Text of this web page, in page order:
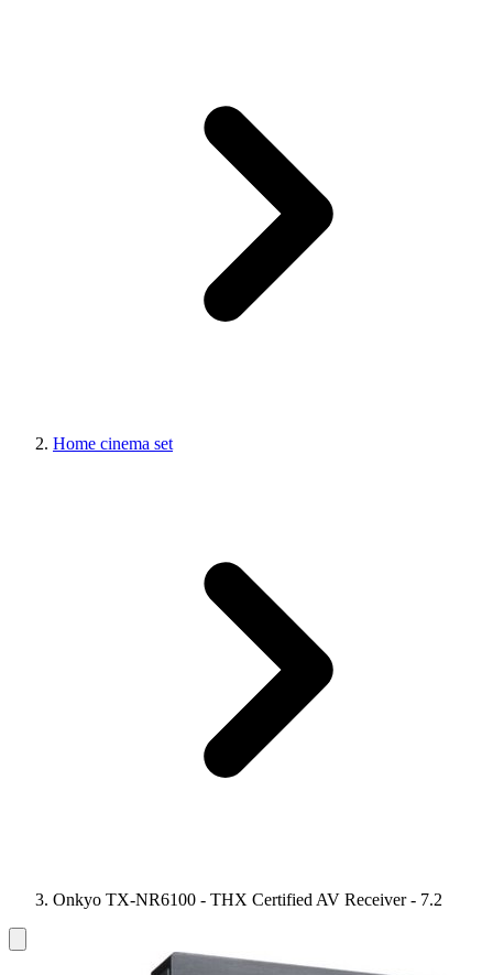
Home cinema set
Onkyo TX-NR6100 - THX Certified AV Receiver - 7.2